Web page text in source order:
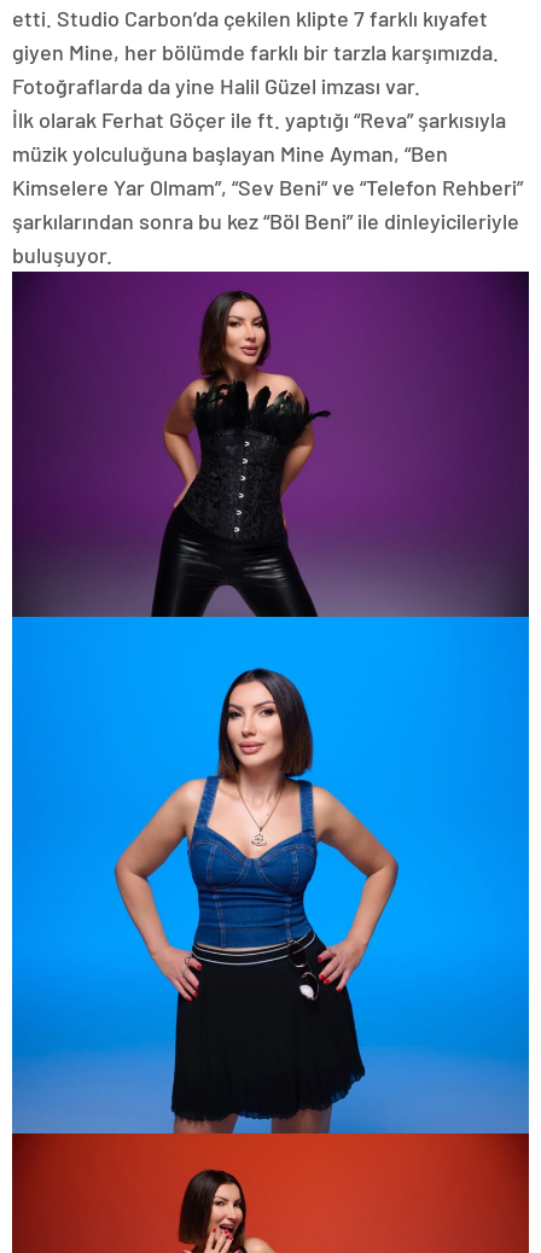
etti. Studio Carbon’da çekilen klipte 7 farklı kıyafet
giyen Mine, her bölümde farklı bir tarzla karşımızda.
Fotoğraflarda da yine Halil Güzel imzası var.
İlk olarak Ferhat Göçer ile ft. yaptığı “Reva” şarkısıyla
müzik yolculuğuna başlayan Mine Ayman, “Ben
Kimselere Yar Olmam”, “Sev Beni” ve “Telefon Rehberi”
şarkılarından sonra bu kez “Böl Beni” ile dinleyicileriyle
buluşuyor.